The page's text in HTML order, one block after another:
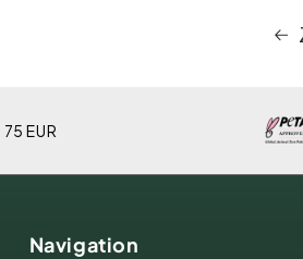
EUR
Navigation